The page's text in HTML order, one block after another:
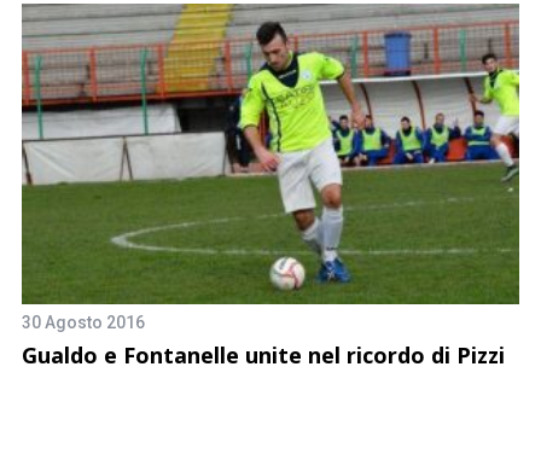
30 Agosto 2016
Gualdo e Fontanelle unite nel ricordo di Pizzi